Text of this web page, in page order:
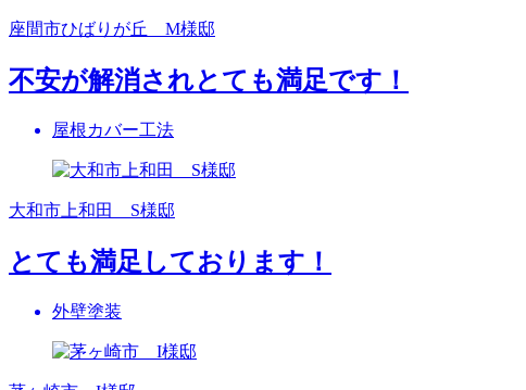
座間市ひばりが丘 M様邸
不安が解消されとても満足です！
屋根カバー工法
大和市上和田 S様邸
とても満足しております！
外壁塗装